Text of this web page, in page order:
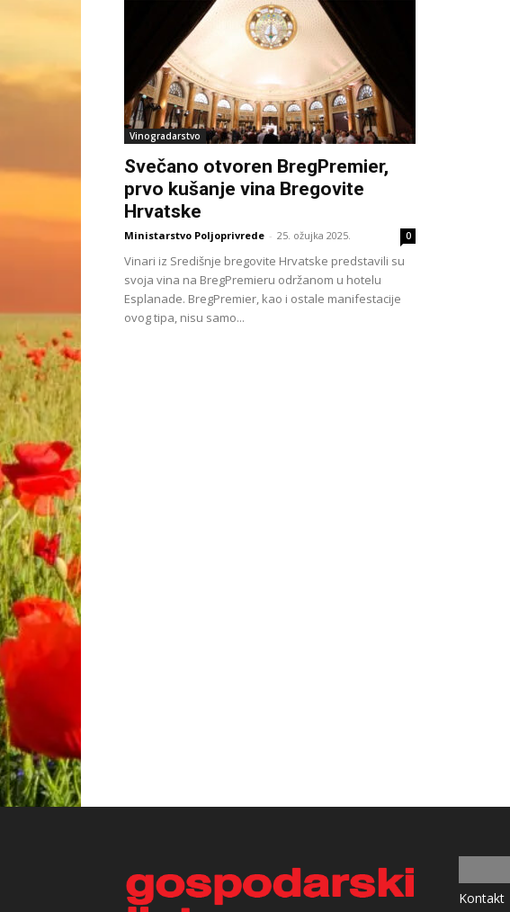
Vinogradarstvo
Svečano otvoren BregPremier,
prvo kušanje vina Bregovite
Hrvatske
Ministarstvo Poljoprivrede - 25. ožujka 2025. 0
Vinari iz Središnje bregovite Hrvatske predstavili su
svoja vina na BregPremieru održanom u hotelu
Esplanade. BregPremier, kao i ostale manifestacije
ovog tipa, nisu samo...
Kontakt